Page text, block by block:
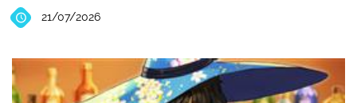
21/07/2026